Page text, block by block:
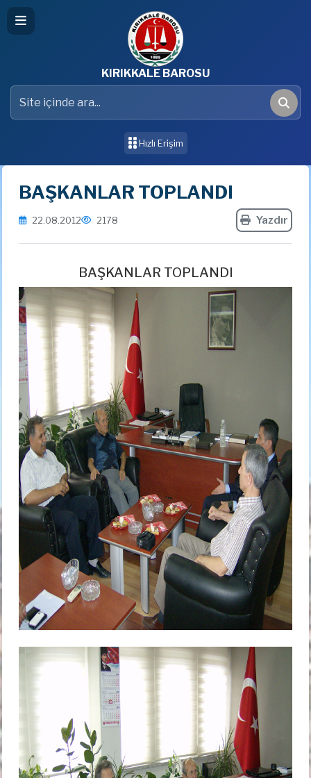
KIRIKKALE BAROSU
Site içinde ara
Ara
Hızlı Erişim
BAŞKANLAR TOPLANDI
22.08.2012 2178 Yazdır
BAŞKANLAR TOPLANDI